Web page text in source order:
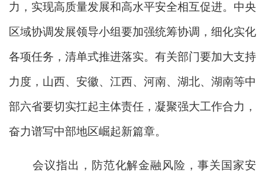
力，实现高质量发展和高水平安全相互促进。中央
区域协调发展领导小组要加强统筹协调，细化实化
各项任务，清单式推进落实。有关部门要加大支持
力度，山西、安徽、江西、河南、湖北、湖南等中
部六省要切实扛起主体责任，凝聚强大工作合力，
奋力谱写中部地区崛起新篇章。
会议指出，防范化解金融风险，事关国家安